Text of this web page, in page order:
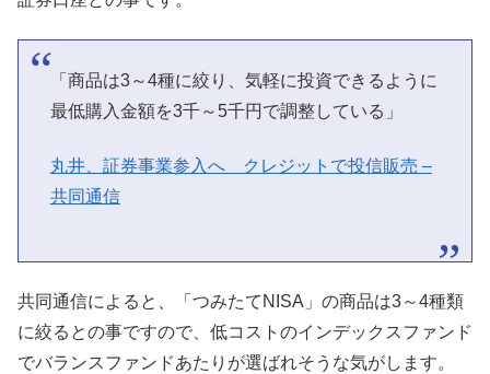
「商品は3～4種に絞り、気軽に投資できるように
最低購入金額を3千～5千円で調整している」
丸井、証券事業参入へ クレジットで投信販売 –
共同通信
共同通信によると、「つみたてNISA」の商品は3～4種類
に絞るとの事ですので、低コストのインデックスファンド
でバランスファンドあたりが選ばれそうな気がします。